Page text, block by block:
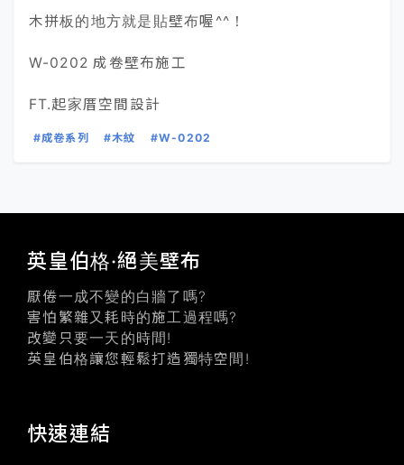
木拼板的地方就是貼壁布喔^^！
W-0202 成卷壁布施工
FT.起家厝空間設計
#成卷系列 #木紋 #W-0202
英皇伯格·絕美壁布
厭倦一成不變的白牆了嗎?
害怕繁雜又耗時的施工過程嗎?
改變只要一天的時間!
英皇伯格讓您輕鬆打造獨特空間!
快速連結